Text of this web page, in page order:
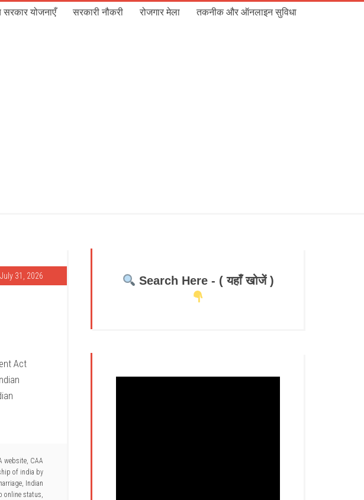
सरकार योजनाएँ सरकारी नौकरी रोजगार मेला तकनीक और ऑनलाइन सुविधा
July 31, 2026
Act
website, CAA
of india by
, Indian
online status,
Search Here - ( यहाँ खोजें )